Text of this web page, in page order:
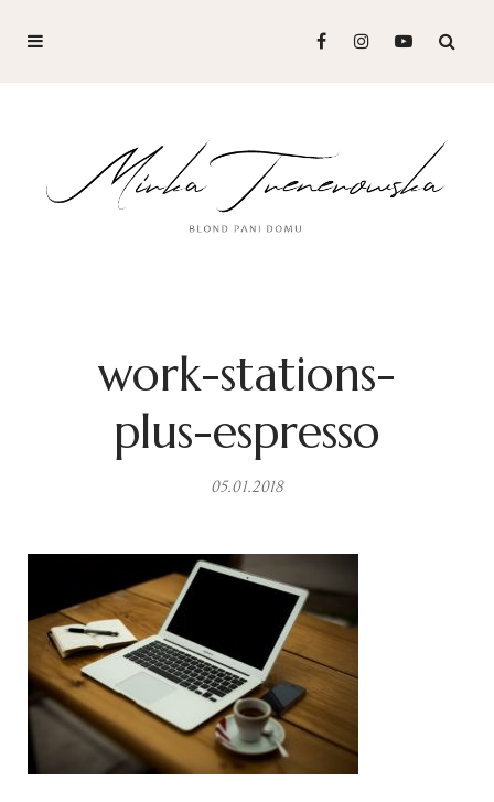
work-stations-
plus-espresso
05.01.2018